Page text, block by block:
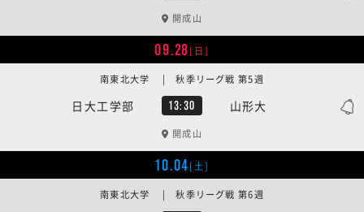
開成山
09.28[日]
日大工学部 13:30 山形大
南東北大学 | 秋季リーグ戦 第5週
開成山
10.04[土]
南東北大学 | 秋季リーグ戦 第6週